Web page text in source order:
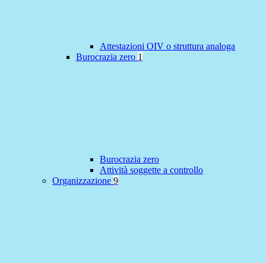
Attestazioni OIV o struttura analoga
Burocrazia zero 1
Burocrazia zero
Attività soggette a controllo
Organizzazione 9